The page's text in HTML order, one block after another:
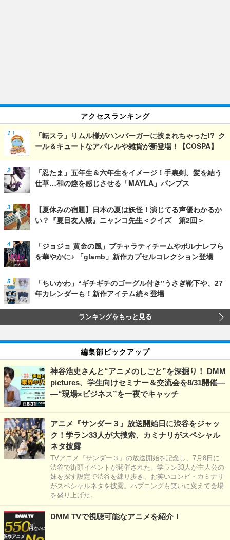
アクセスランキング
「転スラ」リムル様がハンバーガーに挟まれちゃった!? ク
ール＆キュートなアパレルや雑貨が新登場！【COSPA】
「忍たま」五年生＆六年生をイメージ！手裏剣、髪を結う
仕草…和の趣を感じさせる「MAYLA」パンプス
【夏休みの宿題】日本の夏は妖怪！演じてる声優わかるか
い？『夏目友人帳』ニャンコ先生＜クイズ 第2回＞
「ジョジョ 黄金の風」ブチャラティチームやポルナレフら
を華やかに♪ 「glamb」新作カプセルコレクション登場
「ちいかわ」“ギチギチのゴーグル付き”うさぎ靴下や、27
年カレンダーも！新作アイテム続々登場
ランキングをもっと見る
編集部ピックアップ
神谷浩史さんと“アニメのしごと”を深掘り！ DMM
pictures、学生向けセミナー＆交流会を8/31開催―
―“現場×ビジネス”を一夜でキャッチ
アニメ『サンダー３』放送開始日に渋谷をジャッ
ク！学ラン33人が大捜索、カミナリがスペシャル
ネタ披露
TVアニメ『サンダー３』の放送開始を記念し、7月8日に
渋谷で街頭イベントが開催された。学ラン33人が主人公の
妹を探す設定で渋谷を練り歩き、お笑いコンビ・カミナリ
がスペシャルネタを披露。ハプニングも笑いに変えて会場
を盛り上げた。
DMM TVで視聴可能なアニメを紹介！